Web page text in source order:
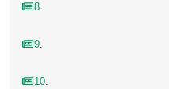
8.
9.
10.